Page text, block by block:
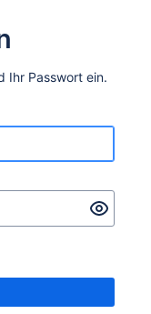
Ihr Passwort ein.